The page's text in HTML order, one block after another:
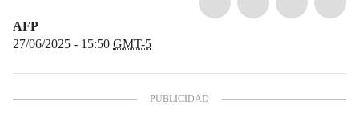
AFP
27/06/2025 - 15:50 GMT-5